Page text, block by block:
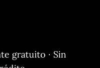
gratuito · Sin